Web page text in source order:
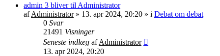
admin 3 bliver til Administrator
afAdministrator» 13. apr 2024, 20:20 » i Debat om debat
0 Svar
21491 Visninger
Seneste indlæg afAdministrator
13. apr 2024, 20:20